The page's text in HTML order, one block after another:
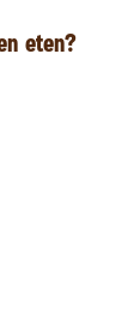
eten?